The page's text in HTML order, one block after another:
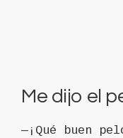
Me dijo el
—¡Qué buen